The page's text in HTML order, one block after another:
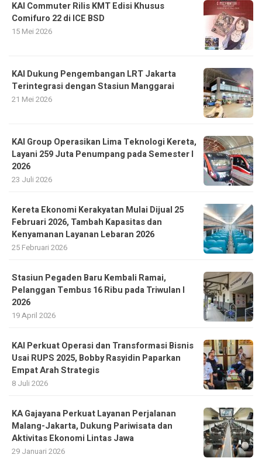
KAI Commuter Rilis KMT Edisi Khusus
Comifuro 22 di ICE BSD
15 Mei 2026
KAI Dukung Pengembangan LRT Jakarta
Terintegrasi dengan Stasiun Manggarai
21 Mei 2026
KAI Group Operasikan Lima Teknologi Kereta,
Layani 259 Juta Penumpang pada Semester I
2026
23 Juli 2026
Kereta Ekonomi Kerakyatan Mulai Dijual 25
Februari 2026, Tambah Kapasitas dan
Kenyamanan Layanan Lebaran 2026
25 Februari 2026
Stasiun Pegaden Baru Kembali Ramai,
Pelanggan Tembus 16 Ribu pada Triwulan I
2026
19 April 2026
KAI Perkuat Operasi dan Transformasi Bisnis
Usai RUPS 2025, Bobby Rasyidin Paparkan
Empat Arah Strategis
8 Juli 2026
KA Gajayana Perkuat Layanan Perjalanan
Malang-Jakarta, Dukung Pariwisata dan
Aktivitas Ekonomi Lintas Jawa
29 Januari 2026